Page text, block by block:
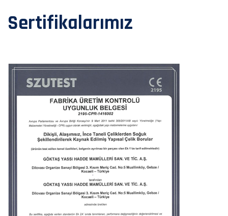
Sertifikalarımız